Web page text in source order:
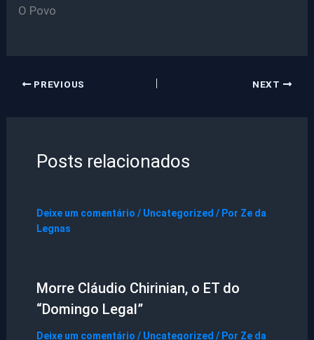
O Povo
PREVIOUS NEXT
Posts relacionados
Deixe um comentário / Uncategorized / Por Ze da
Legnas
Morre Cláudio Chirinian, o ET do
“Domingo Legal”
Deixe um comentário / Uncategorized / Por Ze da